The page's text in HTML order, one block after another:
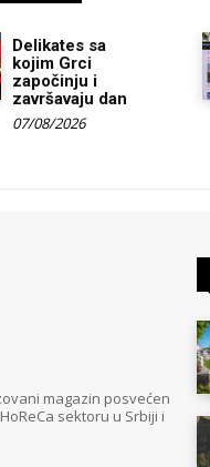
Delikates sa
kojim Grci
započinju i
završavaju dan
07/08/2026
magazin posvećen
sektoru u Srbiji i